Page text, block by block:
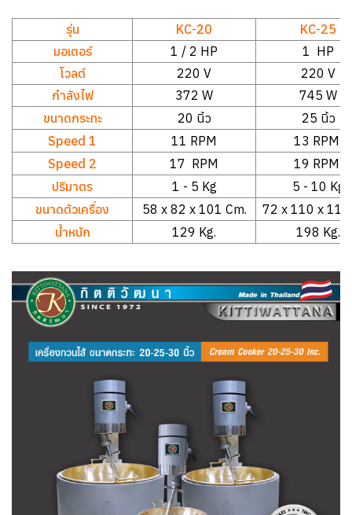
รุ่น KC-20
KC-25
มอเตอร์
1 / 2 HP
1 HP
โวลต์
220 V
220 V
กำลังไฟ
372 W
745 W
ขนาดกระทะ
20 นิ้ว
25 นิ้ว
Speed 1
11 RPM
13 RPM
Speed 2
17 RPM
19 RPM
ปริมาตร
1 - 5 Kg
5 - 10 Kg
ขนาดตัวเครื่อง
58 x 82 x 101 Cm.
72 x 110 x 119
น้ำหนัก
129 Kg. 198 Kg.